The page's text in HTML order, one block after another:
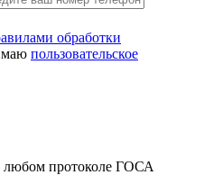
обработки
пользовательское
любом протоколе ГОСА